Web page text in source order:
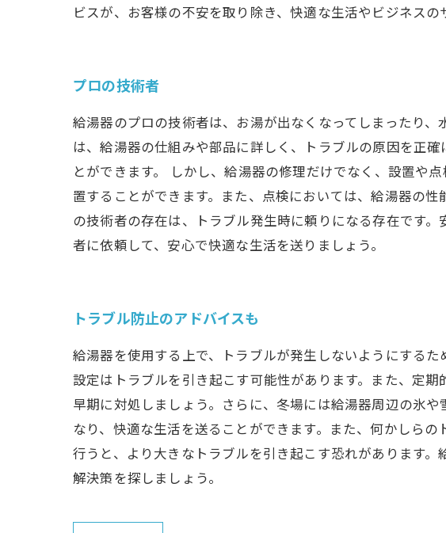
ビスが、お客様の不安を取り除き、快適な生活やビジネス
プロの技術者
給湯器のプロの技術者は、お湯が出なくなってしまったり
は、給湯器の仕組みや部品に詳しく、トラブルの原因を正
とができます。 しかし、給湯器の修理だけでなく、設置や
置することができます。また、点検においては、給湯器の
の技術者の存在は、トラブル発生時に頼りになる存在です
者に依頼して、安心で快適な生活を送りましょう。
トラブル防止のアドバイスも
給湯器を使用する上で、トラブルが発生しないようにする
設定はトラブルを引き起こす可能性があります。また、定
早期に対処しましょう。さらに、冬場には給湯器周辺の氷
なり、快適な生活を送ることができます。また、何かしら
行うと、より大きなトラブルを引き起こす恐れがあります
解決策を探しましょう。